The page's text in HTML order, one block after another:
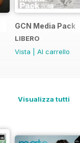
GCN Media Pack
LIBERO
Vista
Al carrello
Visualizza tutti